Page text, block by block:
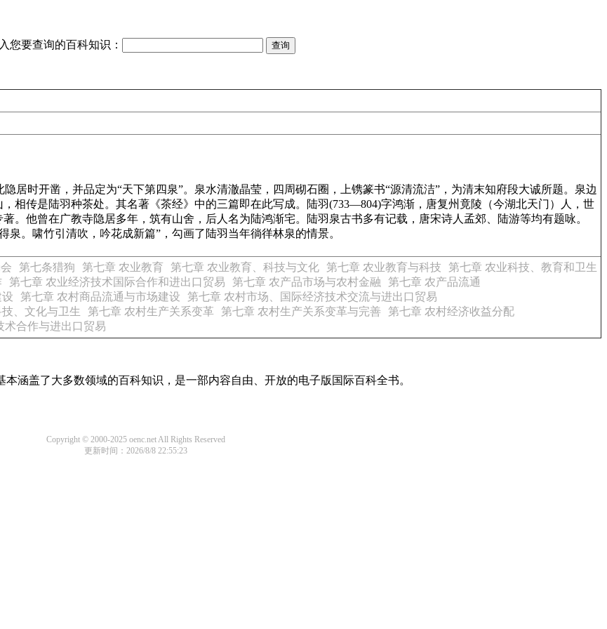
您要查询的百科知识：
居时开凿，并品定为“天下第四泉”。泉水清澈晶莹，四周砌石圈，上镌篆书“源清流洁”，为清末知府段大诚所题。泉边
相传是陆羽种茶处。其名著《茶经》中的三篇即在此写成。陆羽(733—804)字鸿渐，唐复州竟陵（今湖北天门）人，世
。他曾在广教寺隐居多年，筑有山舍，后人名为陆鸿渐宅。陆羽泉古书多有记载，唐宋诗人孟郊、陆游等均有题咏。
。啸竹引清吹，吟花成新篇”，勾画了陆羽当年徜徉林泉的情景。
第七条猎狗 第七章 农业教育 第七章 农业教育、科技与文化 第七章 农业教育与科技
第七章 农业科技、教育和卫生
第七章 农业经济技术国际合作和进出口贸易 第七章 农产品市场与农村金融
第七章 农产品流通
第七章 农村商品流通与市场建设
第七章 农村市场、国际经济技术交流与进出口贸易
、文化与卫生 第七章 农村生产关系变革 第七章 农村生产关系变革与完善
第七章 农村经济收益分配
术合作与进出口贸易
涵盖了大多数领域的百科知识，是一部内容自由、开放的电子版国际百科全书。
Copyright © 2000-2025 oenc.net All Rights Reserved
更新时间：2026/8/8 22:55:23